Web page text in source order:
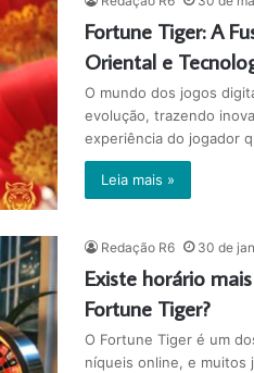
Fortune Tiger: A
Oriental e
O mundo dos jogos
evolução, trazendo
experiência do jogador
Leia mais »
Redação R6 30 de
Existe horário
Fortune Tiger?
O Fortune Tiger é um
níqueis online, e muitos